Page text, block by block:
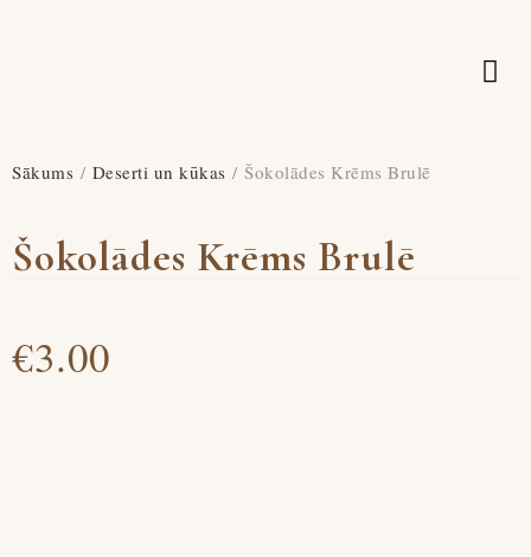
Sākums / Deserti un kūkas / Šokolādes Krēms Brulē
Šokolādes Krēms Brulē
€3.00